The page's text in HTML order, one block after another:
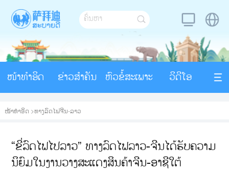
ໜ້າທຳອິດ ຂ່າວສຳຄັນ ຫົວຂໍ້ສະເພາະ ວິດີໂອ
ໜ້າທຳອິດ >ທາງລົດໄຟຈີນ-ລາວ
“ຂີ່ລົດໄຟໄປລາວ” ທາງ​ລົດ​ໄຟລາວ​​-ຈີນໄດ້​ຮັບ​ຄວາມ​
ນິ​ຍົມ​ໃນ​ງານ​ວາງ​ສະ​ແດງ​ສິນ​ຄ້າ​ຈີນ​-ອາຊີໃຕ້